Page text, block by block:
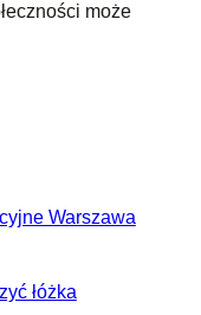
może
Warszawa
łóżka